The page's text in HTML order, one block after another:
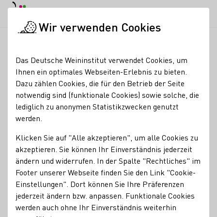
FrauenPower &
Sektgenuss II Schloss
Wachenheim
Registrierung erforderlich
13.08.2618:30 - 21:30 Uhr
Nachfolgende Termine:
10.09.2618:30 - 21:30 Uhr
12.11.2618:30 - 21:30 Uhr
17.12.2618:30 - 21:30 Uhr
Wir verwenden Cookies
Das Deutsche Weininstitut verwendet Cookies, um
Ihnen ein optimales Webseiten-Erlebnis zu bieten.
Dazu zählen Cookies, die für den Betrieb der Seite
notwendig sind (funktionale Cookies) sowie solche, die
lediglich zu anonymen Statistikzwecken genutzt
werden.
Klicken Sie auf "Alle akzeptieren", um alle Cookies zu
akzeptieren. Sie können Ihr Einverständnis jederzeit
ändern und widerrufen. In der Spalte "Rechtliches" im
Footer unserer Webseite finden Sie den Link "Cookie-
Einstellungen". Dort können Sie Ihre Präferenzen
jederzeit ändern bzw. anpassen. Funktionale Cookies
werden auch ohne Ihr Einverständnis weiterhin